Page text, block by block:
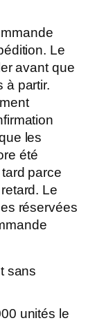
Le
avant que
à partir.
les
été
parce
Le
réservées
sans
unités le